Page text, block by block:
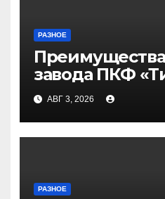
РАЗНОЕ
завода ПКФ
Волгограде и
АВГ 3, 2026
РАЗНОЕ